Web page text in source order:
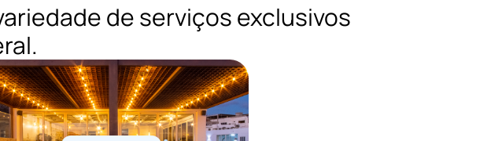
de serviços exclusivos